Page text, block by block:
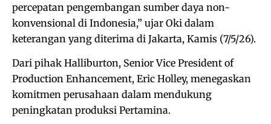
percepatan pengembangan sumber daya non-
konvensional di Indonesia,” ujar Oki dalam
keterangan yang diterima di Jakarta, Kamis (7/5/26).
Dari pihak Halliburton, Senior Vice President of
Production Enhancement, Eric Holley, menegaskan
komitmen perusahaan dalam mendukung
peningkatan produksi Pertamina.